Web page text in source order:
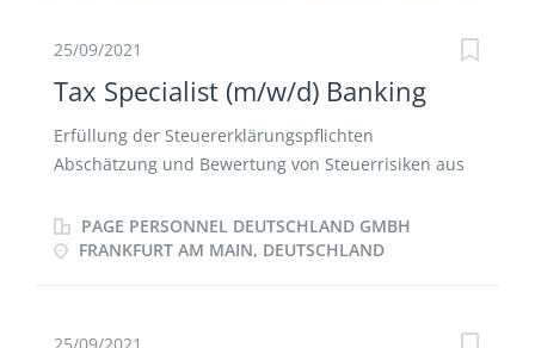
25/09/2021
Tax Specialist (m/w/d) Banking
Erfüllung der Steuererklärungspflichten
Abschätzung und Bewertung von Steuerrisiken aus
Steuerrückstellungen, Analyse von
Bewertungsunterschieden zwischen den
resultierender Steuerbelastungen Prüfung,
PAGE PERSONNEL DEUTSCHLAND GMBH
FRANKFURT AM MAIN, DEUTSCHLAND